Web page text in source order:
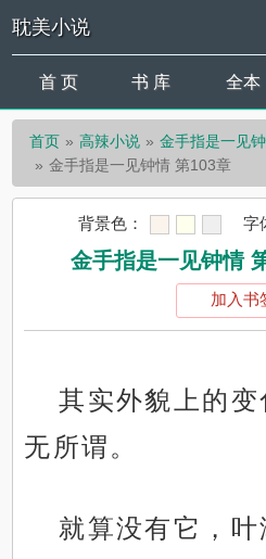
耽美小说
首 页 书 库 全本
首页 高辣小说
金手指是一见
金手指是一见钟情 第103章
背景色： 字
金手指是一见钟情
加入书
其实外貌上的
无所谓。
就算没有它，